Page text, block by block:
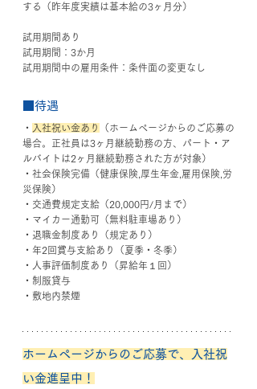
する（昨年度実績は基本給の3ヶ月分）
試用期間あり
試用期間：3か月
試用期間中の雇用条件：条件面の変更なし
■待遇
・ 入社祝い金あり
（ホームページからのご応募の
場合。正社員は3ヶ月継続勤務の方、パート・ア
ルバイトは2ヶ月継続勤務された方が対象）
・社会保険完備（健康保険,厚生年金,雇用保険,労
災保険）
・交通費規定支給（20,000円/月まで）
・マイカー通勤可（無料駐車場あり）
・退職金制度あり（規定あり）
・年2回賞与支給あり（夏季・冬季）
・人事評価制度あり（昇給年１回）
・制服貸与
・敷地内禁煙
ホームページからのご応募で、入社祝
い金進呈中！